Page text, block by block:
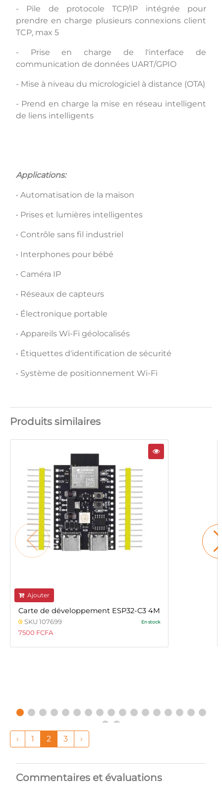
- Pile de protocole TCP/IP intégrée pour
prendre en charge plusieurs connexions client
TCP, max 5
- Prise en charge de l'interface de
communication de données UART/GPIO
- Mise à niveau du micrologiciel à distance (OTA)
- Prend en charge la mise en réseau intelligent
de liens intelligents
Applications:
• Automatisation de la maison
• Prises et lumières intelligentes
• Contrôle sans fil industriel
• Interphones pour bébé
• Caméra IP
• Réseaux de capteurs
• Électronique portable
• Appareils Wi-Fi géolocalisés
• Étiquettes d'identification de sécurité
• Système de positionnement Wi-Fi
Produits similaires
Ajouter
Carte de développement ESP32-C3 4M
SKU 107699 En stock
7500 FCFA
‹ 1 2 3 ›
Commentaires et évaluations